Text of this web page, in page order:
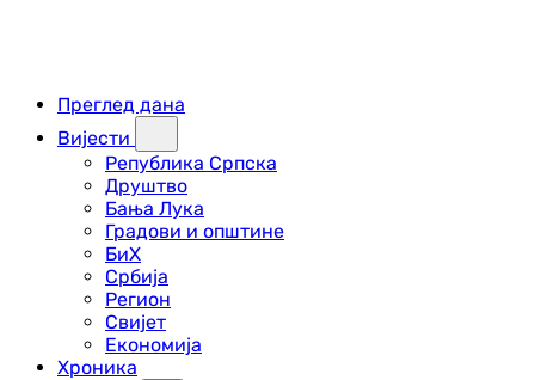
Преглед дана
Вијести
Република Српска
Друштво
Бања Лука
Градови и општине
БиХ
Србија
Регион
Свијет
Економија
Хроника